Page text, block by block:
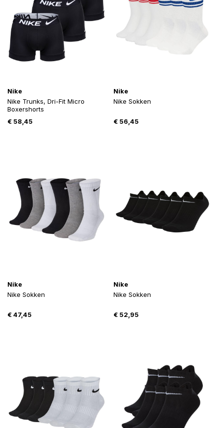
Nike
Nike Trunks, Dri-Fit Micro
Boxershorts
€ 58,45
Nike
Nike Sokken
€56,45
Nike
Nike Sokken
€47,45
Nike
Nike Sokken
€52,95